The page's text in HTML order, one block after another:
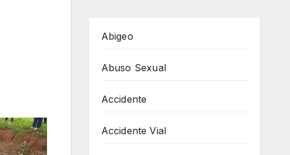
Abigeo
Abuso Sexual
Accidente
Accidente Vial